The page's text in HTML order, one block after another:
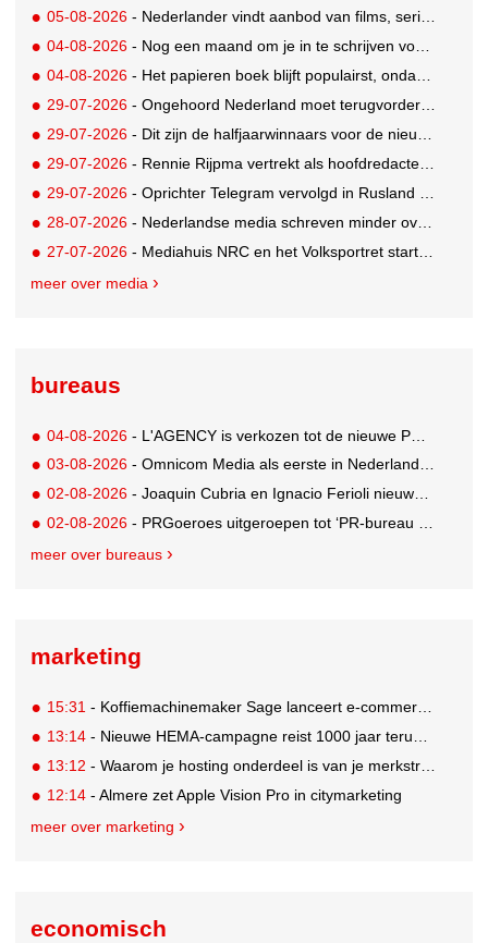
05-08-2026 - Nederlander vindt aanbod van films, series en sport vaak versnipperd
04-08-2026 - Nog een maand om je in te schrijven voor de Mercurs 2026
04-08-2026 - Het papieren boek blijft populairst, ondanks digitale alternatieven
29-07-2026 - Ongehoord Nederland moet terugvordering betalen aan Commissariaat voor de Media
29-07-2026 - Dit zijn de halfjaarwinnaars voor de nieuwe Ster Goede Loeki 2026
29-07-2026 - Rennie Rijpma vertrekt als hoofdredacteur van het AD
29-07-2026 - Oprichter Telegram vervolgd in Rusland voor 'hulp aan terroristen'
28-07-2026 - Nederlandse media schreven minder over dit WK
27-07-2026 - Mediahuis NRC en het Volksportret starten strategisch partnership voor AI-gedreven marktonderzoek
meer over media
bureaus
04-08-2026 - L'AGENCY is verkozen tot de nieuwe PR-partner van KoRo
03-08-2026 - Omnicom Media als eerste in Nederland actief met advertenties in ChatGPT
02-08-2026 - Joaquin Cubria en Ignacio Ferioli nieuwe Global CCO’s GUT, Renata Neumann Global Head of Production
02-08-2026 - PRGoeroes uitgeroepen tot ‘PR-bureau van het jaar 2026’
meer over bureaus
marketing
15:31 - Koffiemachinemaker Sage lanceert e-commerceplatform voor koffieliefhebbers
13:14 - Nieuwe HEMA-campagne reist 1000 jaar terug in de tijd naar 'Hemastein'
13:12 - Waarom je hosting onderdeel is van je merkstrategie
12:14 - Almere zet Apple Vision Pro in citymarketing
meer over marketing
economisch